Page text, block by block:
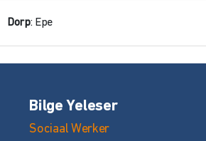
Dorp: Epe
Bilge Yeleser
Sociaal Werker